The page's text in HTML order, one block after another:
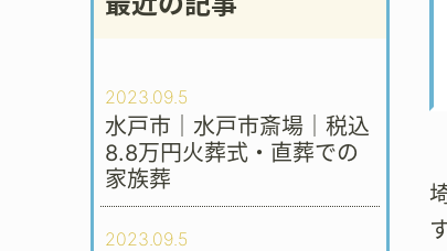
2023.09.5
水戸市｜水戸市斎場｜税込
8.8万円火葬式・直葬での
家族葬
2023.09.5